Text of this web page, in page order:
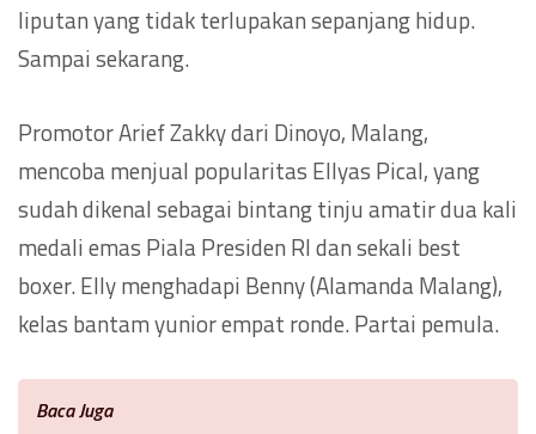
liputan yang tidak terlupakan sepanjang hidup.
Sampai sekarang.
Promotor Arief Zakky dari Dinoyo, Malang,
mencoba menjual popularitas Ellyas Pical, yang
sudah dikenal sebagai bintang tinju amatir dua kali
medali emas Piala Presiden RI dan sekali best
boxer. Elly menghadapi Benny (Alamanda Malang),
kelas bantam yunior empat ronde. Partai pemula.
Baca Juga